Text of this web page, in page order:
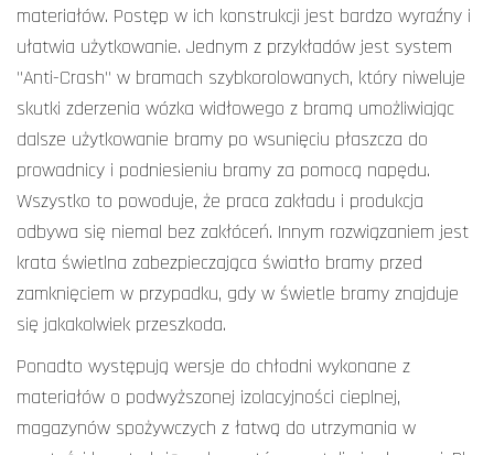
materiałów. Postęp w ich konstrukcji jest bardzo wyraźny i
ułatwia użytkowanie. Jednym z przykładów jest system
"Anti-Crash" w bramach szybkorolowanych, który niweluje
skutki zderzenia wózka widłowego z bramą umożliwiając
dalsze użytkowanie bramy po wsunięciu płaszcza do
prowadnicy i podniesieniu bramy za pomocą napędu.
Wszystko to powoduje, że praca zakładu i produkcja
odbywa się niemal bez zakłóceń. Innym rozwiązaniem jest
krata świetlna zabezpieczająca światło bramy przed
zamknięciem w przypadku, gdy w świetle bramy znajduje
się jakakolwiek przeszkoda.
Ponadto występują wersje do chłodni wykonane z
materiałów o podwyższonej izolacyjności cieplnej,
magazynów spożywczych z łatwą do utrzymania w